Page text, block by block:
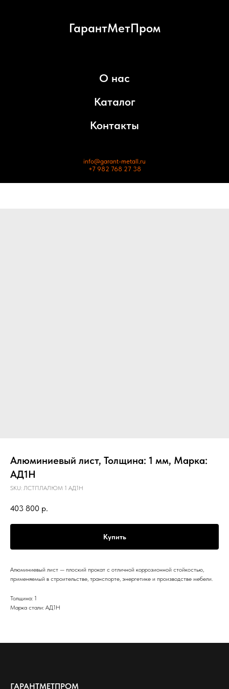
ГарантМетПром
О нас
Каталог
Контакты
info@garant-metall.ru
+7 982 768 27 38
Алюминиевый лист, Толщина: 1 мм, Марка:
АД1Н
SKU: ЛСТПЛАЛЮМ 1 АД1Н
403 800 р.
Купить
Алюминиевый лист — плоский прокат с отличной коррозионной стойкостью,
применяемый в строительстве, транспорте, энергетике и производстве мебели.
Толщина: 1
Марка стали: АД1Н
ГАРАНТМЕТПРОМ